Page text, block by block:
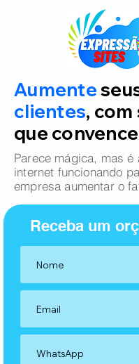
Aumente
clientes,
que
Parece mágica, mas é
internet funcionando
empresa aumentar o
Receba um